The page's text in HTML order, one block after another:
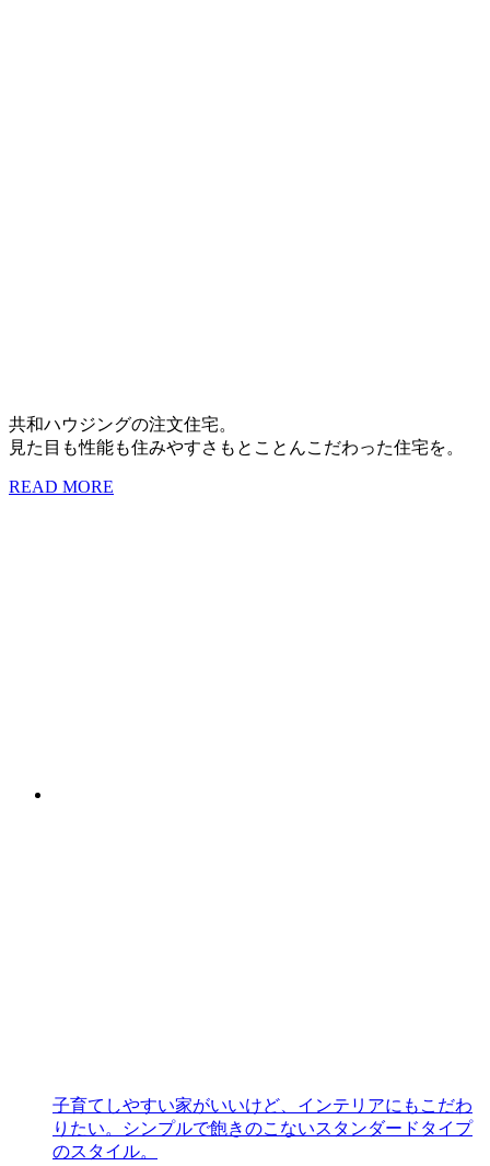
共和ハウジングの注文住宅。
見た目も性能も住みやすさもとことんこだわった住宅を。
READ MORE
子育てしやすい家がいいけど、インテリアにもこだわ
りたい。シンプルで飽きのこないスタンダードタイプ
のスタイル。